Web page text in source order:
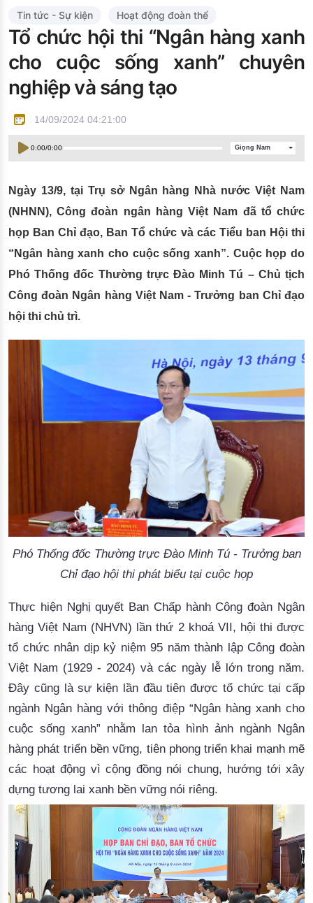
Đào tạo ISO
Tin tức - Sự kiện Hoạt động đoàn thể
Tổ chức hội thi “Ngân hàng xanh
cho cuộc sống xanh” chuyên
nghiệp và sáng tạo
14/09/2024 04:21:00
0:00/0:00 Giọng Nam
Ngày 13/9, tại Trụ sở Ngân hàng Nhà nước Việt Nam
(NHNN), Công đoàn ngân hàng Việt Nam đã tổ chức
họp Ban Chỉ đạo, Ban Tổ chức và các Tiểu ban Hội thi
“Ngân hàng xanh cho cuộc sống xanh”. Cuộc họp do
Phó Thống đốc Thường trực Đào Minh Tú – Chủ tịch
Công đoàn Ngân hàng Việt Nam - Trưởng ban Chỉ đạo
hội thi chủ trì.
Phó Thống đốc Thường trực Đào Minh Tú - Trưởng ban
Chỉ đạo hội thi phát biểu tại cuộc họp
Thực hiện Nghị quyết Ban Chấp hành Công đoàn Ngân
hàng Việt Nam (NHVN) lần thứ 2 khoá VII, hội thi được
tổ chức nhân dịp kỷ niệm 95 năm thành lập Công đoàn
Việt Nam (1929 - 2024) và các ngày lễ lớn trong năm.
Đây cũng là sự kiện lần đầu tiên được tổ chức tại cấp
ngành Ngân hàng với thông điệp “Ngân hàng xanh cho
cuộc sống xanh” nhằm lan tỏa hình ảnh ngành Ngân
hàng phát triển bền vững, tiên phong triển khai mạnh mẽ
các hoạt động vì cộng đồng nói chung, hướng tới xây
dựng tương lai xanh bền vững nói riêng.